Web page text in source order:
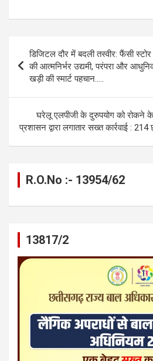
ce
b
o
o
k
se
n
g
er
at
s
A
p
p
e
gr
a
navigation
डिजिटल दौर में बदली तस्वीर: फैंसी स्टोर
की आत्मनिर्भर उद्यमी, परंपरा और
खड़ी की स्मार्ट पहचान…..
घरेलू एलपीजी के दुरुपयोग को रोकने के
प्रशासन द्वारा लगातार सख्त कार्रवाई :
R.O.No :- 13954/62
13817/2